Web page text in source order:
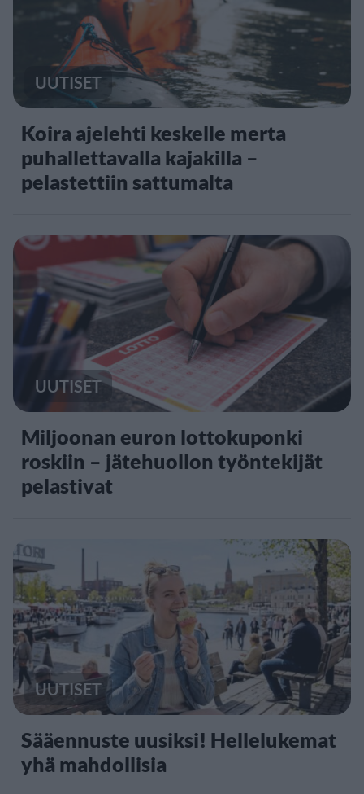
UUTISET
Koira ajelehti keskelle merta
puhallettavalla kajakilla –
pelastettiin sattumalta
UUTISET
Miljoonan euron lottokuponki
roskiin – jätehuollon työntekijät
pelastivat
UUTISET
Sääennuste uusiksi! Hellelukemat
yhä mahdollisia